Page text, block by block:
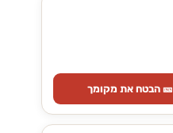
🎫 הבטח את מקומך